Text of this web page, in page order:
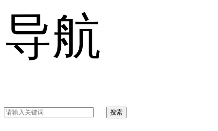
导航
搜索